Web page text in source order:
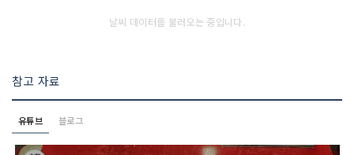
날씨 데이터를 불러오는 중입니다.
참고 자료
유튜브 블로그